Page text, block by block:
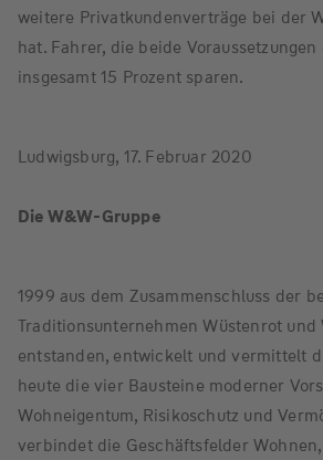
weitere Privatkundenverträge bei der
hat. Fahrer, die beide
insgesamt 15 Prozent sparen.
Ludwigsburg, 17. Februar 2020
Die W&W-Gruppe
1999 aus dem Zusammenschluss der
Traditionsunternehmen Wüstenrot und
entstanden, entwickelt und vermittelt
heute die vier Bausteine moderner
Wohneigentum, Risikoschutz und
verbindet die Geschäftsfelder